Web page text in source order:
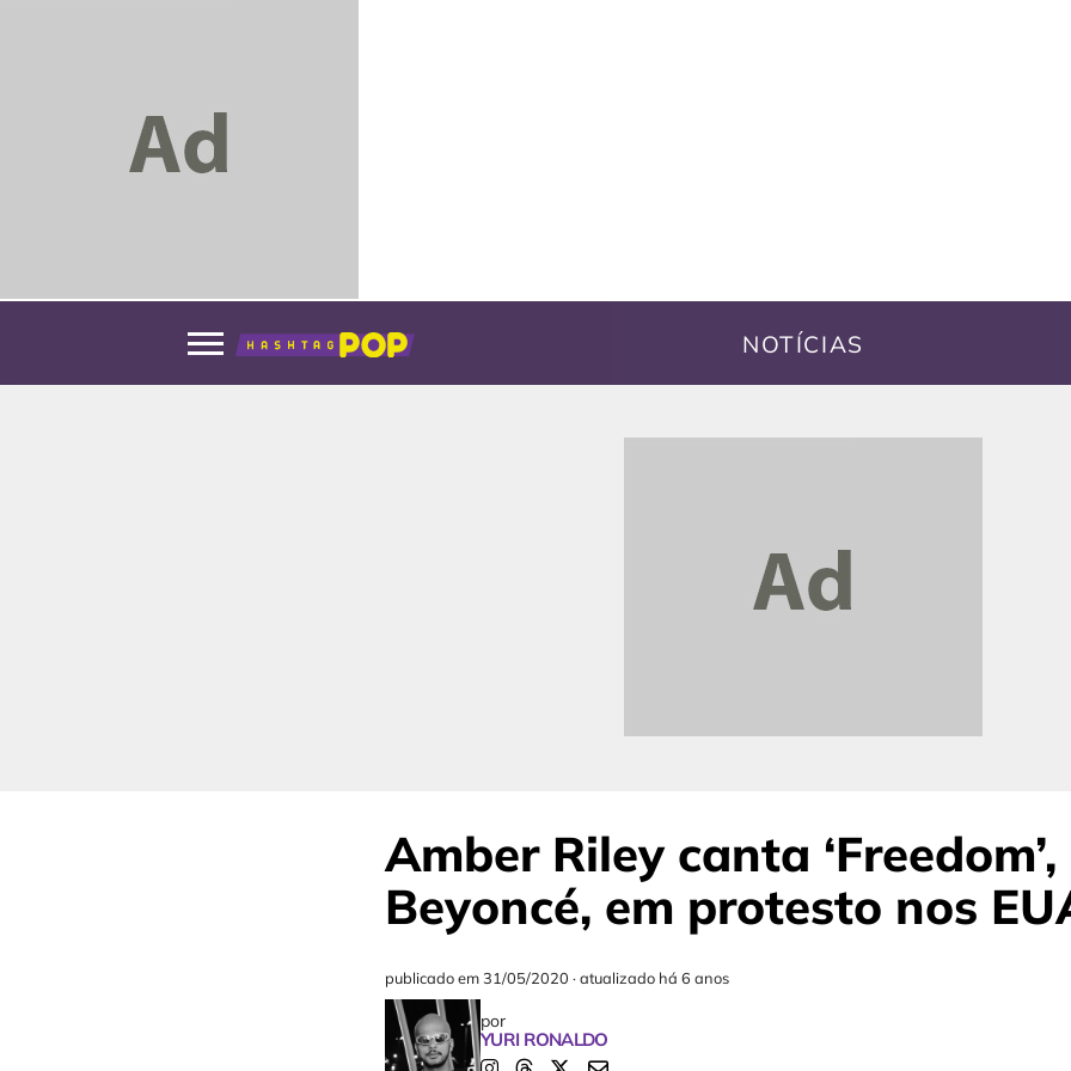
NOTÍCIAS
Amber Riley canta
Beyoncé, em protesto nos
publicado em31/05/2020 ·atualizado há 6 anos
por
YURI RONALDO